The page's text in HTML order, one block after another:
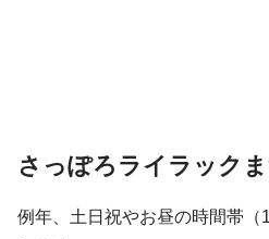
さっぽろライラック
例年、土日祝やお昼の時間帯（